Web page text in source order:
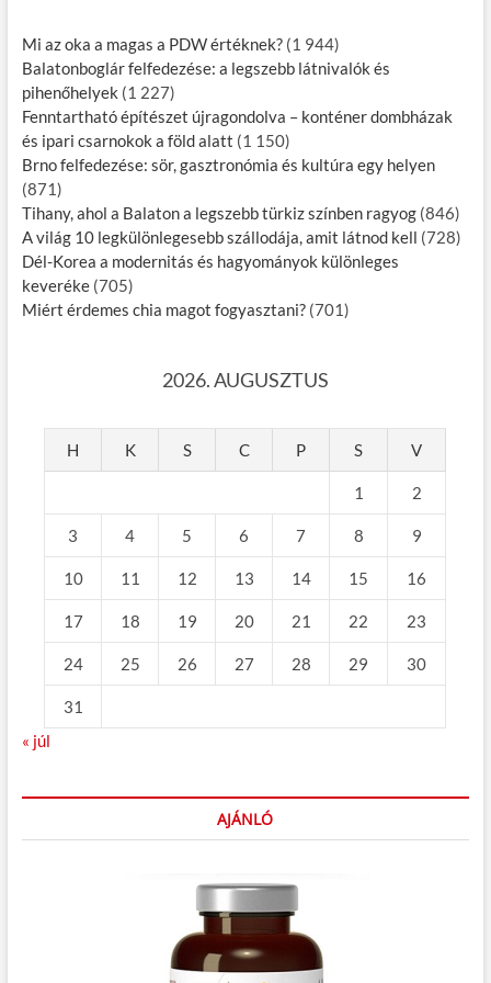
Mi az oka a magas a PDW értéknek? (1 944)
Balatonboglár felfedezése: a legszebb látnivalók és
pihenőhelyek (1 227)
Fenntartható építészet újragondolva – konténer dombházak
és ipari csarnokok a föld alatt (1 150)
Brno felfedezése: sör, gasztronómia és kultúra egy helyen
(871)
Tihany, ahol a Balaton a legszebb türkiz színben ragyog (846)
A világ 10 legkülönlegesebb szállodája, amit látnod kell (728)
Dél-Korea a modernitás és hagyományok különleges
keveréke (705)
Miért érdemes chia magot fogyasztani? (701)
2026. AUGUSZTUS
H K S C P S V
1 2
3 4 5 6 7 8 9
10 11 12 13 14 15 16
17 18 19 20 21 22 23
24 25 26 27 28 29 30
31
« júl
AJÁNLÓ